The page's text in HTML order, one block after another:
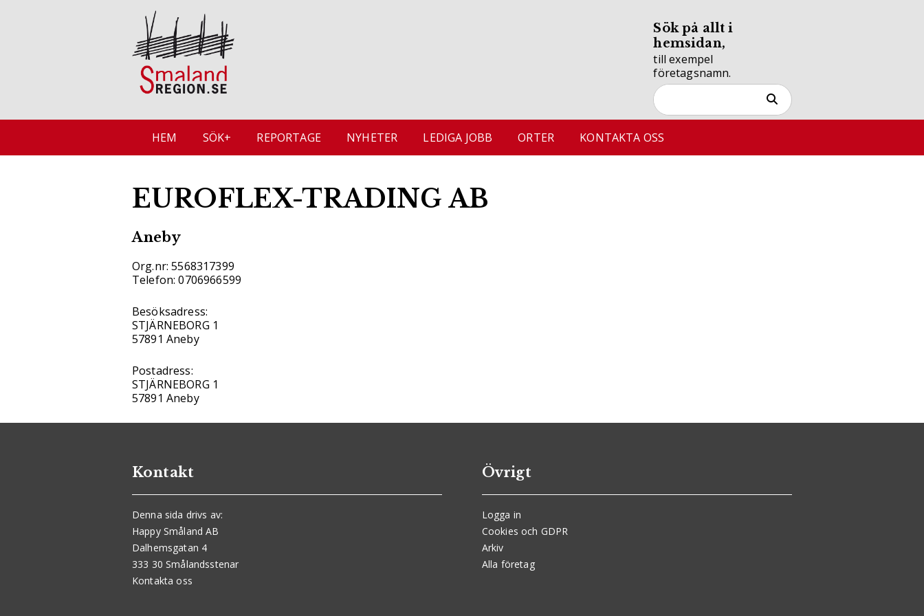
Sök på allt i
hemsidan,
till exempel
företagsnamn.
HEM SÖK+ REPORTAGE NYHETER LEDIGA JOBB ORTER KONTAKTA OSS
EUROFLEX-TRADING AB
Aneby
Org.nr: 5568317399
Telefon: 0706966599
Besöksadress:
STJÄRNEBORG 1
57891 Aneby
Postadress:
STJÄRNEBORG 1
57891 Aneby
Kontakt
Denna sida drivs av:
Happy Småland AB
Dalhemsgatan 4
333 30 Smålandsstenar
Kontakta oss
Övrigt
Logga in
Cookies och GDPR
Arkiv
Alla företag